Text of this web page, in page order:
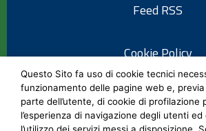
Feed RSS
Cookie Policy
Informativa
Questo Sito fa uso di cookie tecnici
funzionamento delle pagine web e,
parte dell’utente, di cookie di profilazione
l’esperienza di navigazione degli utenti
l’utilizzo dei servizi messi a disposizione.